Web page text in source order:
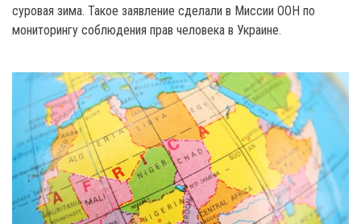
суровая зима. Такое заявление сделали в Миссии OOH по
мониторингу соблюдения прав человека в Украине.